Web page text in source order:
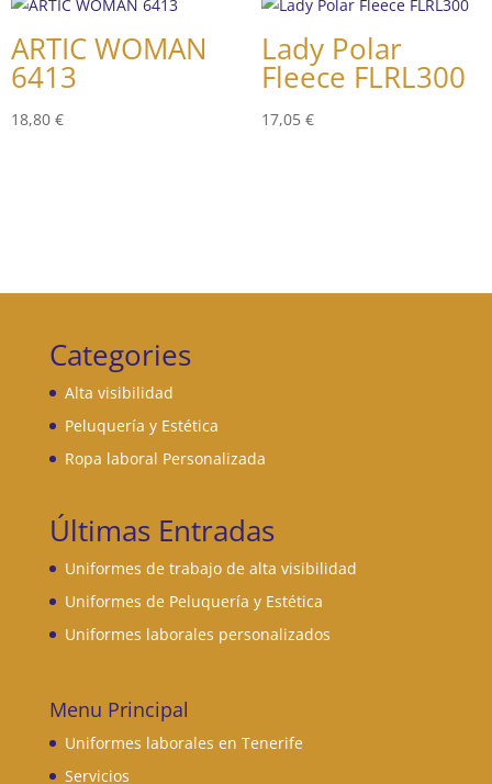
desde
30,35 €
hasta
desde
hasta
28,75 €
ARTIC WOMAN
6413
18,80 €
Lady Polar
Fleece FLRL300
17,05 €
Categories
Alta visibilidad
Peluquería y Estética
Ropa laboral Personalizada
Últimas Entradas
Uniformes de trabajo de alta visibilidad
Uniformes de Peluquería y Estética
Uniformes laborales personalizados
Menu Principal
Uniformes laborales en Tenerife
Servicios